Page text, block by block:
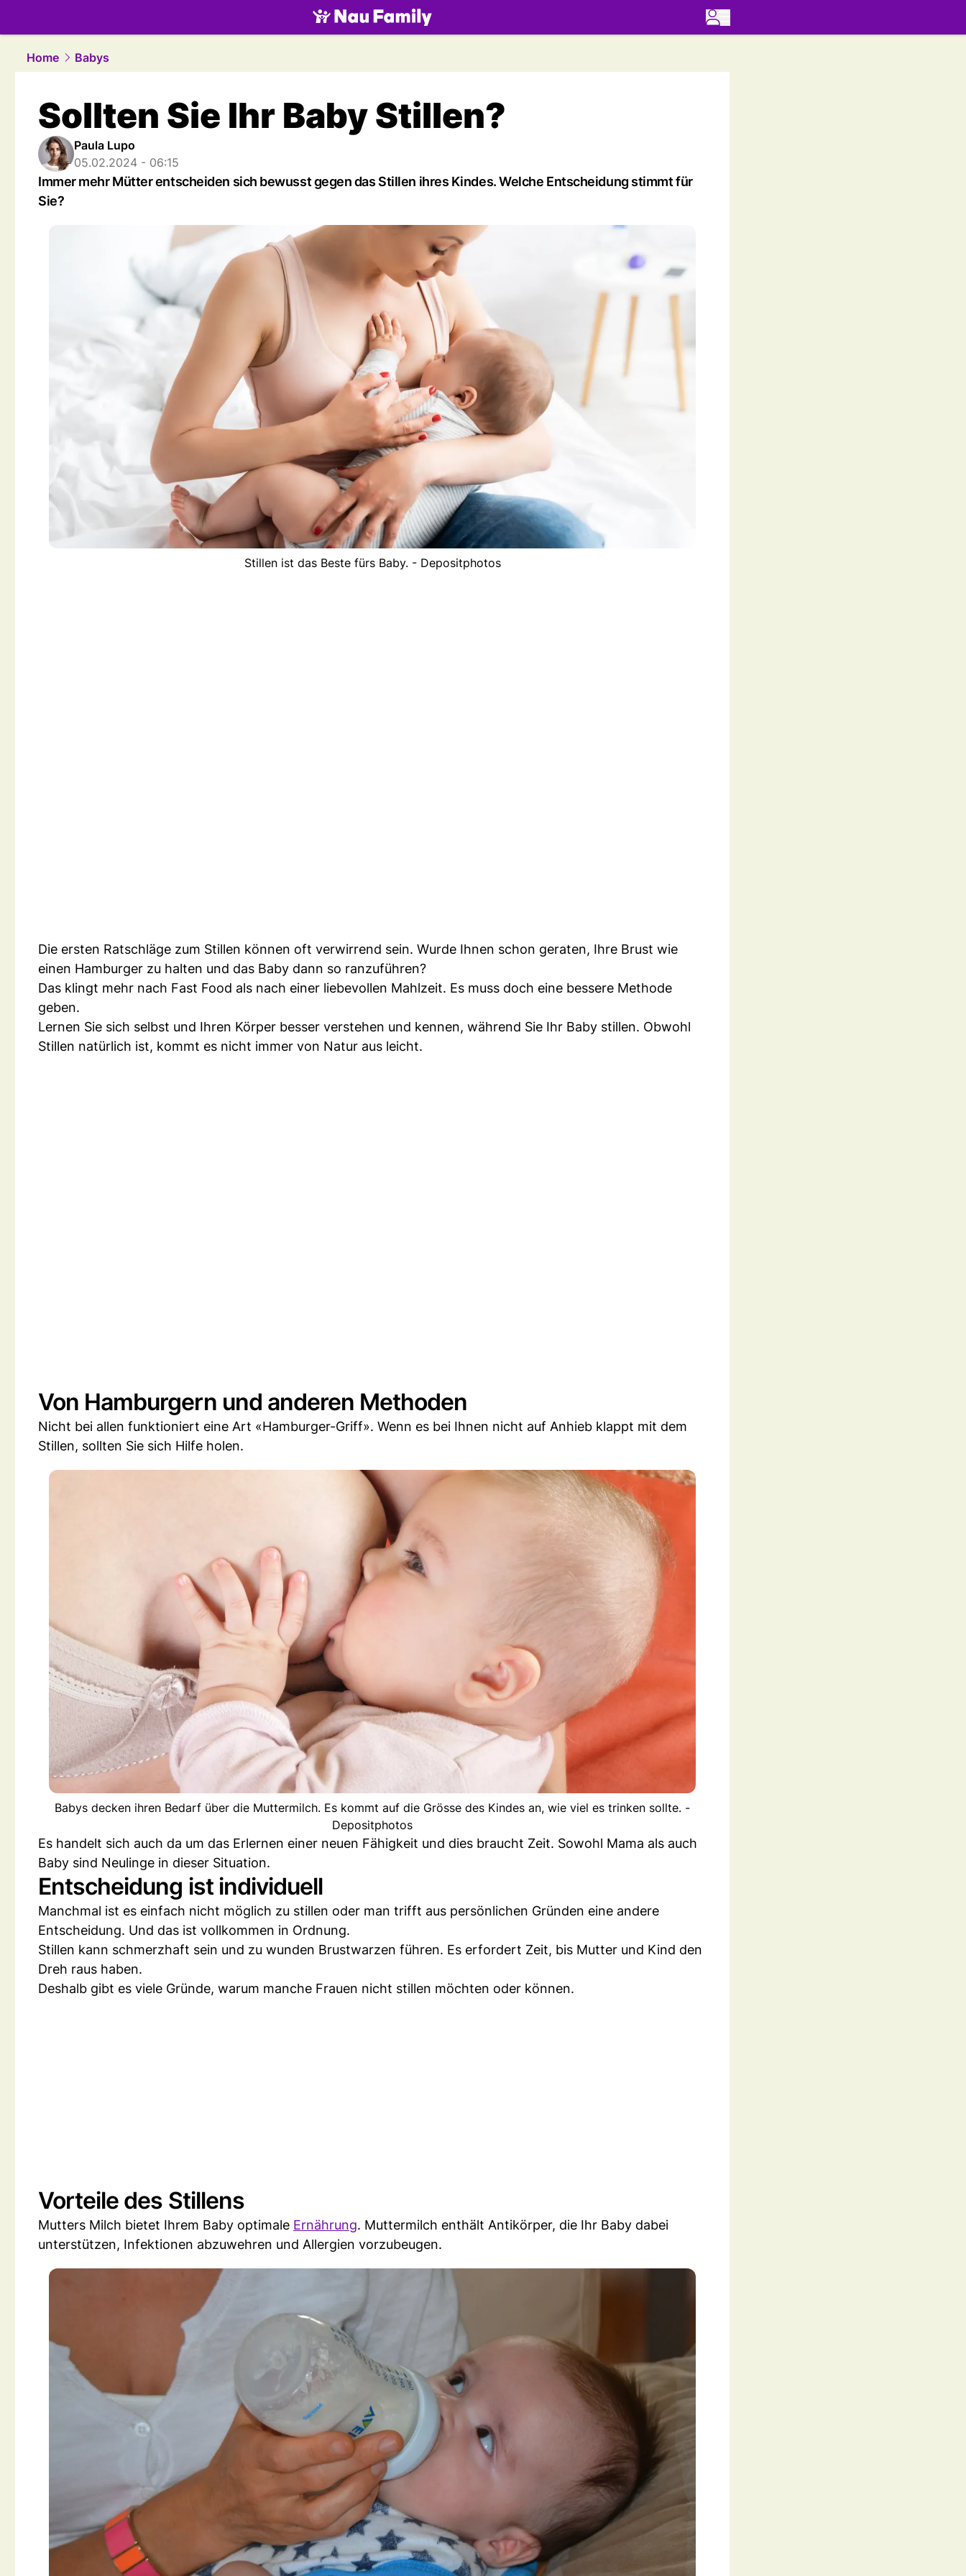
family.NAU.ch
Home
Babys
Sollten Sie Ihr Baby Stillen?
Paula Lupo
05.02.2024 - 06:15
Immer mehr Mütter entscheiden sich bewusst gegen das Stillen ihres Kindes. Welche Entscheidung stimmt für
Sie?
Stillen ist das Beste fürs Baby. - Depositphotos
Die ersten Ratschläge zum Stillen können oft verwirrend sein. Wurde Ihnen schon geraten, Ihre Brust wie
einen Hamburger zu halten und das Baby dann so ranzuführen?
Das klingt mehr nach Fast Food als nach einer liebevollen Mahlzeit. Es muss doch eine bessere Methode
geben.
Lernen Sie sich selbst und Ihren Körper besser verstehen und kennen, während Sie Ihr Baby stillen. Obwohl
Stillen natürlich ist, kommt es nicht immer von Natur aus leicht.
Von Hamburgern und anderen Methoden
Nicht bei allen funktioniert eine Art «Hamburger-Griff». Wenn es bei Ihnen nicht auf Anhieb klappt mit dem
Stillen, sollten Sie sich Hilfe holen.
Babys decken ihren Bedarf über die Muttermilch. Es kommt auf die Grösse des Kindes an, wie viel es trinken sollte. -
Depositphotos
Es handelt sich auch da um das Erlernen einer neuen Fähigkeit und dies braucht Zeit. Sowohl Mama als auch
Baby sind Neulinge in dieser Situation.
Entscheidung ist individuell
Manchmal ist es einfach nicht möglich zu stillen oder man trifft aus persönlichen Gründen eine andere
Entscheidung. Und das ist vollkommen in Ordnung.
Stillen kann schmerzhaft sein und zu wunden Brustwarzen führen. Es erfordert Zeit, bis Mutter und Kind den
Dreh raus haben.
Deshalb gibt es viele Gründe, warum manche Frauen nicht stillen möchten oder können.
Vorteile des Stillens
Mutters Milch bietet Ihrem Baby optimale Ernährung. Muttermilch enthält Antikörper, die Ihr Baby dabei
unterstützen, Infektionen abzuwehren und Allergien vorzubeugen.